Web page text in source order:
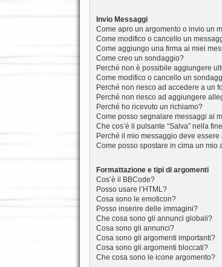
Invio Messaggi
Come apro un argomento o invio un
Come modifico o cancello un
Come aggiungo una firma ai miei
Come creo un sondaggio?
Perché non è possibile aggiungere
Come modifico o cancello un
Perché non riesco ad accedere a un
Perché non riesco ad aggiungere
Perché ho ricevuto un richiamo?
Come posso segnalare messaggi ai
Che cos’è il pulsante “Salva” nella
Perché il mio messaggio deve essere
Come posso spostare in cima un mio
Formattazione e tipi di argomenti
Cos’è il BBCode?
Posso usare l’HTML?
Cosa sono le emoticon?
Posso inserire delle immagini?
Che cosa sono gli annunci globali?
Cosa sono gli annunci?
Cosa sono gli argomenti importanti?
Cosa sono gli argomenti bloccati?
Che cosa sono le icone argomento?